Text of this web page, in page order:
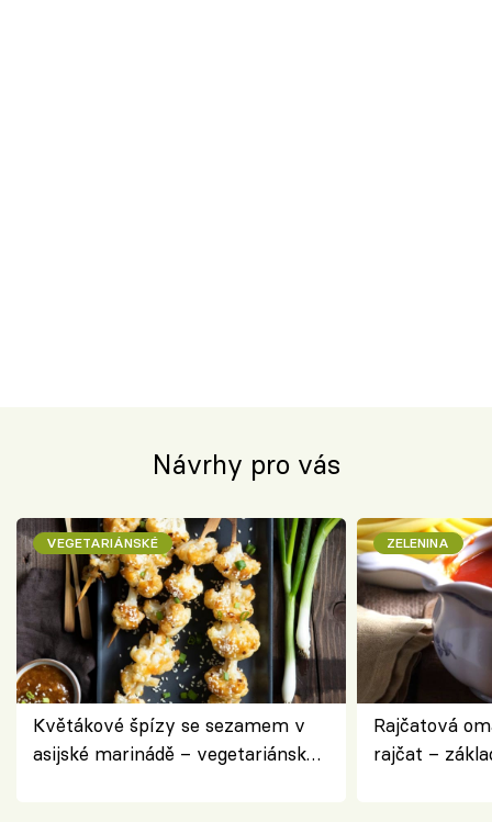
Návrhy pro vás
VEGETARIÁNSKÉ
Květákové špízy se sezamem v
asijské marinádě – vegetariánská
ZELENINA
Rajčatová
rajčat –